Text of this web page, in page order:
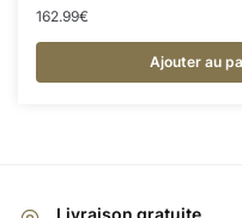
162.99€
Ajouter au
Livraison gratuite